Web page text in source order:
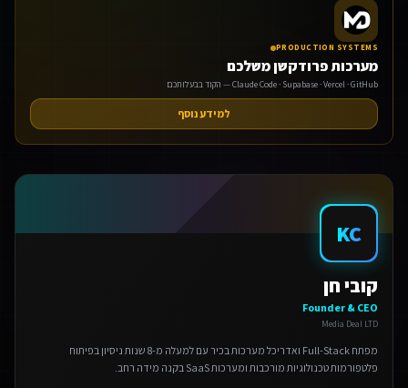
PRODUCTION SYSTEMS
מערכות פרודקשן משלכם
Claude Code · Supabase · Vercel · GitHub — הקוד בבעלותכם
למידע נוסף
KC
קובי חן
Founder & CEO
Media Deal LTD
מפתח Full-Stack ואדריכל מערכות בכיר עם למעלה מ-8 שנות ניסיון בפיתוח
פלטפורמות טכנולוגיות מורכבות ומערכות SaaS בקנה מידה רחב.
מדיניות פרטיות
הגדרות